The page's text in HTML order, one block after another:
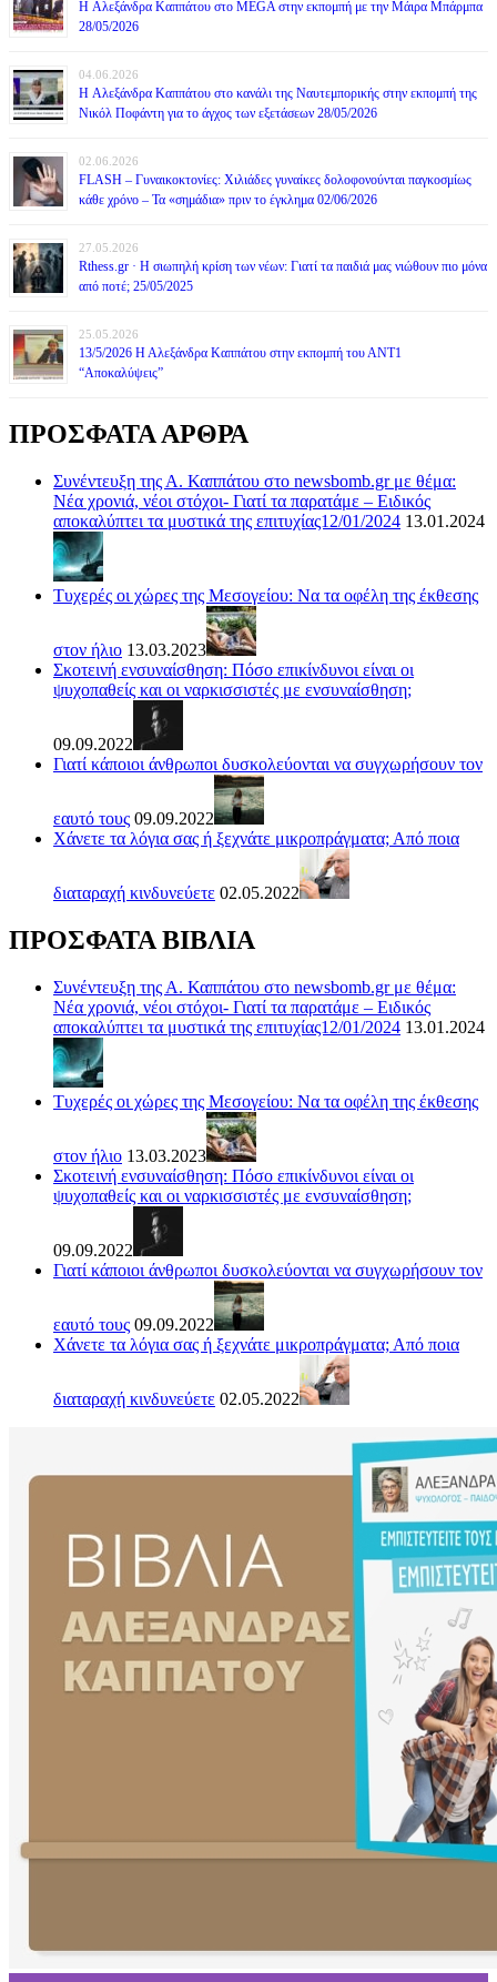
H Αλεξάνδρα Καππάτου στο MEGA στην εκπομπή με την Μάιρα Mπάρμπα
28/05/2026
04.06.2026
H Αλεξάνδρα Καππάτου στο κανάλι της Ναυτεμπορικής στην εκπομπή της
Νικόλ Ποφάντη για το άγχος των εξετάσεων 28/05/2026
02.06.2026
FLASH – Γυναικοκτονίες: Χιλιάδες γυναίκες δολοφονούνται παγκοσμίως
κάθε χρόνο – Τα «σημάδια» πριν το έγκλημα 02/06/2026
27.05.2026
Rthess.gr · Η σιωπηλή κρίση των νέων: Γιατί τα παιδιά μας νιώθουν πιο μόνα
από ποτέ; 25/05/2025
25.05.2026
13/5/2026 Η Αλεξάνδρα Καππάτου στην εκπομπή του ΑΝΤ1
“Αποκαλύψεις”
ΠΡΟΣΦΑΤΑ ΑΡΘΡΑ
Συνέντευξη της Α. Καππάτου στο newsbomb.gr με θέμα:
Νέα χρονιά, νέοι στόχοι- Γιατί τα παρατάμε – Ειδικός
αποκαλύπτει τα μυστικά της επιτυχίας12/01/2024 13.01.2024
Τυχερές οι χώρες της Μεσογείου: Να τα οφέλη της έκθεσης
στον ήλιο 13.03.2023
Σκοτεινή ενσυναίσθηση: Πόσο επικίνδυνοι είναι οι
ψυχοπαθείς και οι ναρκισσιστές με ενσυναίσθηση;
09.09.2022
Γιατί κάποιοι άνθρωποι δυσκολεύονται να συγχωρήσουν τον
εαυτό τους 09.09.2022
Χάνετε τα λόγια σας ή ξεχνάτε μικροπράγματα; Από ποια
διαταραχή κινδυνεύετε 02.05.2022
ΠΡΟΣΦΑΤΑ ΒΙΒΛΙΑ
Συνέντευξη της Α. Καππάτου στο newsbomb.gr με θέμα:
Νέα χρονιά, νέοι στόχοι- Γιατί τα παρατάμε – Ειδικός
αποκαλύπτει τα μυστικά της επιτυχίας12/01/2024 13.01.2024
Τυχερές οι χώρες της Μεσογείου: Να τα οφέλη της έκθεσης
στον ήλιο 13.03.2023
Σκοτεινή ενσυναίσθηση: Πόσο επικίνδυνοι είναι οι
ψυχοπαθείς και οι ναρκισσιστές με ενσυναίσθηση;
09.09.2022
Γιατί κάποιοι άνθρωποι δυσκολεύονται να συγχωρήσουν τον
εαυτό τους 09.09.2022
Χάνετε τα λόγια σας ή ξεχνάτε μικροπράγματα; Από ποια
διαταραχή κινδυνεύετε 02.05.2022